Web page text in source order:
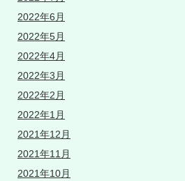
2022年6月
2022年5月
2022年4月
2022年3月
2022年2月
2022年1月
2021年12月
2021年11月
2021年10月